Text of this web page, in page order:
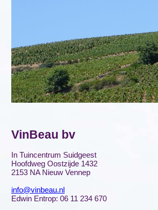
VinBeau bv
In Tuincentrum Suidgeest
Hoofdweg Oostzijde 1432
2153 NA Nieuw Vennep
info@vinbeau.nl
Edwin Entrop: 06 11 234 670